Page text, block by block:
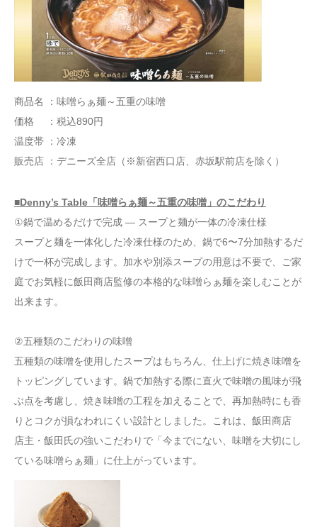
商品名 ：味噌らぁ麺～五重の味噌
価格 ：税込890円
温度帯 ：冷凍
販売店 ：デニーズ全店（※新宿西口店、赤坂駅前店を除く）
■Denny’s Table「味噌らぁ麺～五重の味噌」のこだわり
①鍋で温めるだけで完成 — スープと麺が一体の冷凍仕様
スープと麺を一体化した冷凍仕様のため、鍋で6〜7分加熱するだ
けで一杯が完成します。加水や別添スープの用意は不要で、ご家
庭でお気軽に飯田商店監修の本格的な味噌らぁ麺を楽しむことが
出来ます。
②五種類のこだわりの味噌
五種類の味噌を使用したスープはもちろん、仕上げに焼き味噌を
トッピングしています。鍋で加熱する際に直火で味噌の風味が飛
ぶ点を考慮し、焼き味噌の工程を加えることで、再加熱時にも香
りとコクが損なわれにくい設計としました。これは、飯田商店
店主・飯田氏の強いこだわりで「今までにない、味噌を大切にし
ている味噌らぁ麺」に仕上がっています。